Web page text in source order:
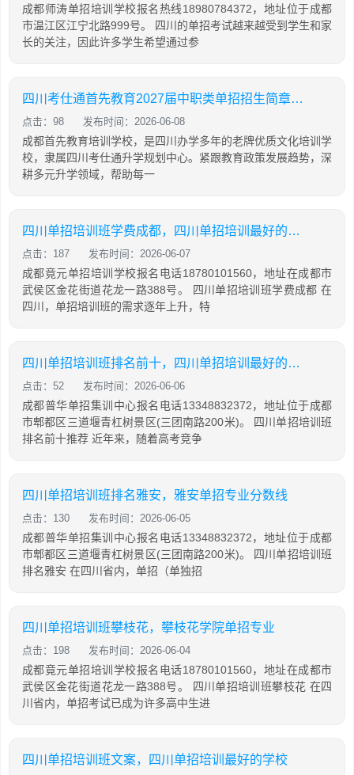
成都师涛单招培训学校报名热线18980784372，地址位于成都
市温江区江宁北路999号。 四川的单招考试越来越受到学生和家
长的关注，因此许多学生希望通过参
四川考仕通首先教育2027届中职类单招招生简章（语数外+中职专业技能）
点击：98 发布时间：2026-06-08
成都首先教育培训学校，是四川办学多年的老牌优质文化培训学
校，隶属四川考仕通升学规划中心。紧跟教育政策发展趋势，深
耕多元升学领域，帮助每一
四川单招培训班学费成都，四川单招培训最好的学校
点击：187 发布时间：2026-06-07
成都竟元单招培训学校报名电话18780101560，地址在成都市
武侯区金花街道花龙一路388号。 四川单招培训班学费成都 在
四川，单招培训班的需求逐年上升，特
四川单招培训班排名前十，四川单招培训最好的学校
点击：52 发布时间：2026-06-06
成都普华单招集训中心报名电话13348832372，地址位于成都
市郫都区三道堰青杠树景区(三团南路200米)。 四川单招培训班
排名前十推荐 近年来，随着高考竞争
四川单招培训班排名雅安，雅安单招专业分数线
点击：130 发布时间：2026-06-05
成都普华单招集训中心报名电话13348832372，地址位于成都
市郫都区三道堰青杠树景区(三团南路200米)。 四川单招培训班
排名雅安 在四川省内，单招（单独招
四川单招培训班攀枝花，攀枝花学院单招专业
点击：198 发布时间：2026-06-04
成都竟元单招培训学校报名电话18780101560，地址在成都市
武侯区金花街道花龙一路388号。 四川单招培训班攀枝花 在四
川省内，单招考试已成为许多高中生进
四川单招培训班文案，四川单招培训最好的学校